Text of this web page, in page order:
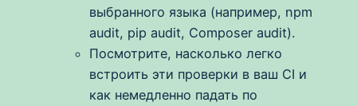
выбранного языка (например, npm
audit, pip audit, Composer audit).
Посмотрите, насколько легко
встроить эти проверки в ваш CI и
как немедленно падать по